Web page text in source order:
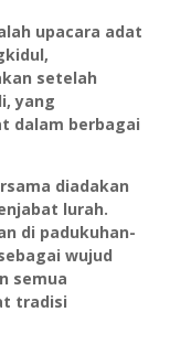
upacara adat
setelah
yang
dalam berbagai
diadakan
lurah.
di padukuhan-
wujud
semua
tradisi